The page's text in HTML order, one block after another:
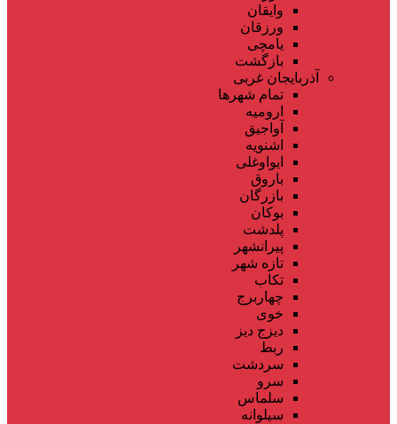
وایقان
ورزقان
یامچی
بازگشت
آذربایجان غربی
تمام شهر‌ها
ارومیه
آواجیق
اشنویه
ایواوغلی
باروق
بازرگان
بوکان
پلدشت
پیرانشهر
تازه شهر
تکاب
چهاربرج
خوی
دیزج دیز
ربط
سردشت
سرو
سلماس
سیلوانه